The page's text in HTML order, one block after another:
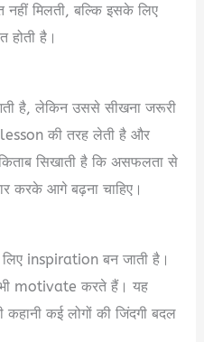
नहीं मिलती, बल्कि इसके लिए
होती है।
है, लेकिन उससे सीखना जरूरी
की तरह लेती है और
सिखाती है कि असफलता से
करके आगे बढ़ना चाहिए।
लिए inspiration बन जाती है।
motivate करते हैं। यह
कई लोगों की जिंदगी बदल